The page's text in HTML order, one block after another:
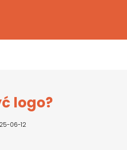
logo?
06-12